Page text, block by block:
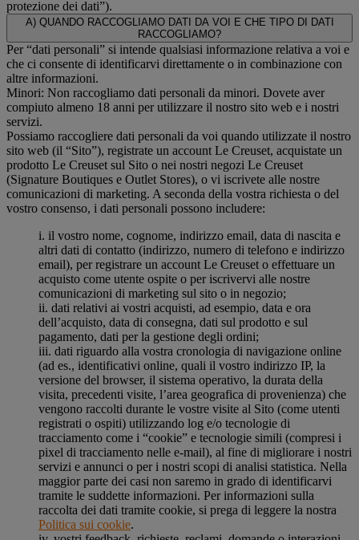
protezione dei dati”).
A) QUANDO RACCOGLIAMO DATI DA VOI E CHE TIPO DI DATI
RACCOGLIAMO?
Per “dati personali” si intende qualsiasi informazione relativa a voi e
che ci consente di identificarvi direttamente o in combinazione con
altre informazioni.
Minori: Non raccogliamo dati personali da minori. Dovete aver
compiuto almeno 18 anni per utilizzare il nostro sito web e i nostri
servizi.
Possiamo raccogliere dati personali da voi quando utilizzate il nostro
sito web (il “Sito”), registrate un account Le Creuset, acquistate un
prodotto Le Creuset sul Sito o nei nostri negozi Le Creuset
(Signature Boutiques e Outlet Stores), o vi iscrivete alle nostre
comunicazioni di marketing. A seconda della vostra richiesta o del
vostro consenso, i dati personali possono includere:
i. il vostro nome, cognome, indirizzo email, data di nascita e
altri dati di contatto (indirizzo, numero di telefono e indirizzo
email), per registrare un account Le Creuset o effettuare un
acquisto come utente ospite o per iscrivervi alle nostre
comunicazioni di marketing sul sito o in negozio;
ii. dati relativi ai vostri acquisti, ad esempio, data e ora
dell’acquisto, data di consegna, dati sul prodotto e sul
pagamento, dati per la gestione degli ordini;
iii. dati riguardo alla vostra cronologia di navigazione online
(ad es., identificativi online, quali il vostro indirizzo IP, la
versione del browser, il sistema operativo, la durata della
visita, precedenti visite, l’area geografica di provenienza) che
vengono raccolti durante le vostre visite al Sito (come utenti
registrati o ospiti) utilizzando log e/o tecnologie di
tracciamento come i “cookie” e tecnologie simili (compresi i
pixel di tracciamento nelle e-mail), al fine di migliorare i nostri
servizi e annunci o per i nostri scopi di analisi statistica. Nella
maggior parte dei casi non saremo in grado di identificarvi
tramite le suddette informazioni. Per informazioni sulla
raccolta dei dati tramite cookie, si prega di leggere la nostra
Politica sui cookie.